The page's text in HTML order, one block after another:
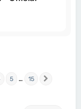
5 … 15